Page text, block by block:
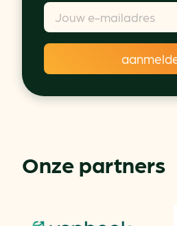
Onze partners